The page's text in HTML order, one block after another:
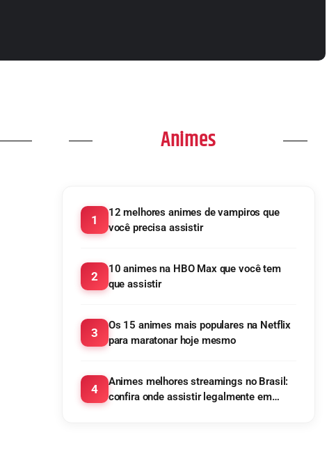
Animes
1
12 melhores animes de vampiros que
você precisa assistir
2
10 animes na HBO Max que você tem
que assistir
3
Os 15 animes mais populares na Netflix
para maratonar hoje mesmo
4
Animes melhores streamings no Brasil:
confira onde assistir legalmente em